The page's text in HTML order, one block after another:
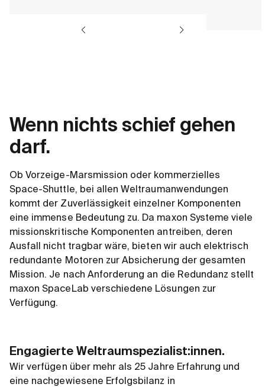
Wenn nichts schief gehen
darf.
Ob Vorzeige-Marsmission oder kommerzielles
Space-Shuttle, bei allen Weltraumanwendungen
kommt der Zuverlässigkeit einzelner Komponenten
eine immense Bedeutung zu. Da maxon Systeme viele
missionskritische Komponenten antreiben, deren
Ausfall nicht tragbar wäre, bieten wir auch elektrisch
redundante Motoren zur Absicherung der gesamten
Mission. Je nach Anforderung an die Redundanz stellt
maxon SpaceLab verschiedene Lösungen zur
Verfügung.
Engagierte Weltraumspezialist:innen.
Wir verfügen über mehr als 25 Jahre Erfahrung und
eine nachgewiesene Erfolgsbilanz in